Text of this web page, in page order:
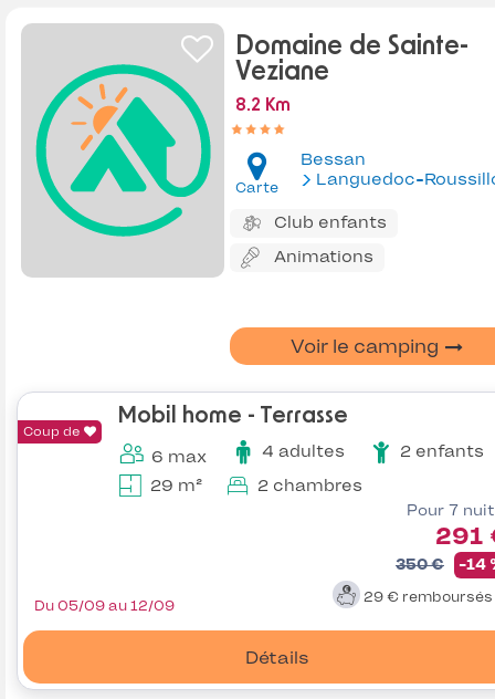
Domaine de Sainte-
Veziane
8.2 Km
Carte
Bessan
Languedoc-
Club enfants
Animations
Voir le camping
Coup de
Mobil home - Terrasse
6 max 4 adultes
2 enfants
29 m²
2 chambres
Pour 7
291
350 € -14
29 € remboursés
Détails
Du 05/09 au 12/09